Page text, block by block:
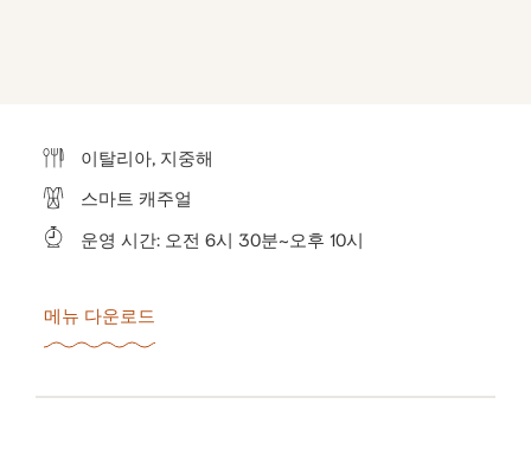
이탈리아, 지중해
스마트 캐주얼
운영 시간: 오전 6시 30분~오후 10시
메뉴 다운로드